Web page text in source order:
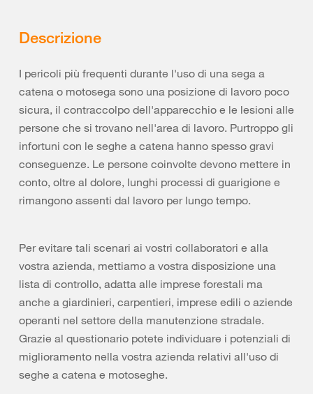
Descrizione
I pericoli più frequenti durante l'uso di una sega a
catena o motosega sono una posizione di lavoro poco
sicura, il contraccolpo dell'apparecchio e le lesioni alle
persone che si trovano nell'area di lavoro. Purtroppo gli
infortuni con le seghe a catena hanno spesso gravi
conseguenze. Le persone coinvolte devono mettere in
conto, oltre al dolore, lunghi processi di guarigione e
rimangono assenti dal lavoro per lungo tempo.
Per evitare tali scenari ai vostri collaboratori e alla
vostra azienda, mettiamo a vostra disposizione una
lista di controllo, adatta alle imprese forestali ma
anche a giardinieri, carpentieri, imprese edili o aziende
operanti nel settore della manutenzione stradale.
Grazie al questionario potete individuare i potenziali di
miglioramento nella vostra azienda relativi all'uso di
seghe a catena e motoseghe.